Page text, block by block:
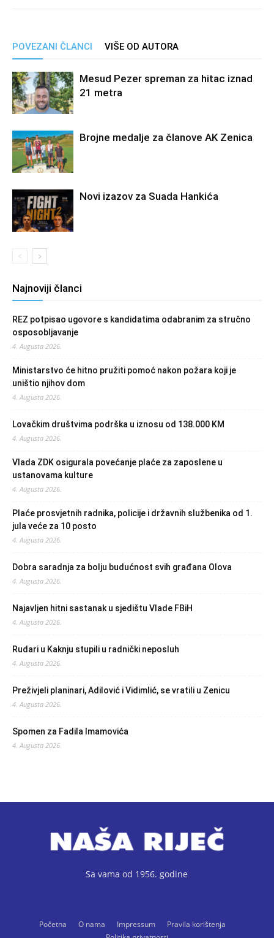
POVEZANI ČLANCI VIŠE OD AUTORA
Mesud Pezer spreman za hitac iznad
21 metra
Brojne medalje za članove AK Zenica
Novi izazov za Suada Hankića
Najnoviji članci
REZ potpisao ugovore s kandidatima odabranim za stručno
osposobljavanje
4. Augusta 2026.
Ministarstvo će hitno pružiti pomoć nakon požara koji je
uništio njihov dom
4. Augusta 2026.
Lovačkim društvima podrška u iznosu od 138.000 KM
4. Augusta 2026.
Vlada ZDK osigurala povećanje plaće za zaposlene u
ustanovama kulture
4. Augusta 2026.
Plaće prosvjetnih radnika, policije i državnih službenika od 1.
jula veće za 10 posto
4. Augusta 2026.
Dobra saradnja za bolju budućnost svih građana Olova
4. Augusta 2026.
Najavljen hitni sastanak u sjedištu Vlade FBiH
4. Augusta 2026.
Rudari u Kaknju stupili u radnički neposluh
4. Augusta 2026.
Preživjeli planinari, Adilović i Vidimlić, se vratili u Zenicu
4. Augusta 2026.
Spomen za Fadila Imamovića
4. Augusta 2026.
Sa vama od 1956. godine
Početna O nama Impressum
Pravila korištenja